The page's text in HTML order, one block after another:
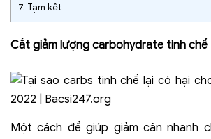
7. Tạm kết
Cắt giảm lượng carbohydrate tinh chế
Một cách để giúp giảm cân nhanh